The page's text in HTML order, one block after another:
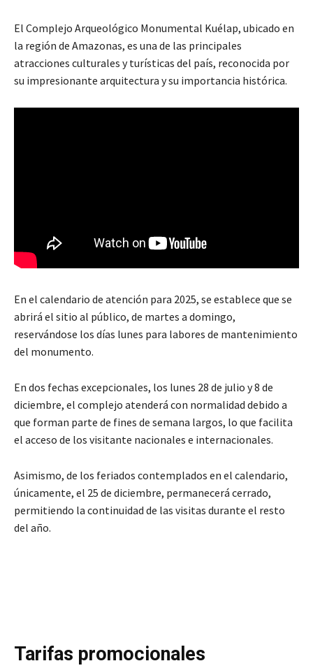
El Complejo Arqueológico Monumental Kuélap, ubicado en
la región de Amazonas, es una de las principales
atracciones culturales y turísticas del país, reconocida por
su impresionante arquitectura y su importancia histórica.
En el calendario de atención para 2025, se establece que se
abrirá el sitio al público, de martes a domingo,
reservándose los días lunes para labores de mantenimiento
del monumento.
En dos fechas excepcionales, los lunes 28 de julio y 8 de
diciembre, el complejo atenderá con normalidad debido a
que forman parte de fines de semana largos, lo que facilita
el acceso de los visitante nacionales e internacionales.
Asimismo, de los feriados contemplados en el calendario,
únicamente, el 25 de diciembre, permanecerá cerrado,
permitiendo la continuidad de las visitas durante el resto
del año.
Tarifas promocionales